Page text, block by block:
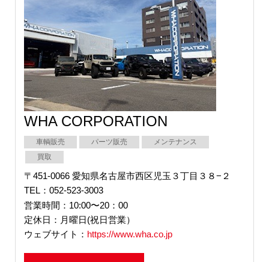
WHA CORPORATION
車輌販売 パーツ販売
メンテナンス
買取
〒451-0066 愛知県名古屋市西区児玉３丁目３８−２
TEL：052-523-3003
営業時間：10:00〜20：00
定休日：月曜日(祝日営業）
ウェブサイト： https://www.wha.co.jp